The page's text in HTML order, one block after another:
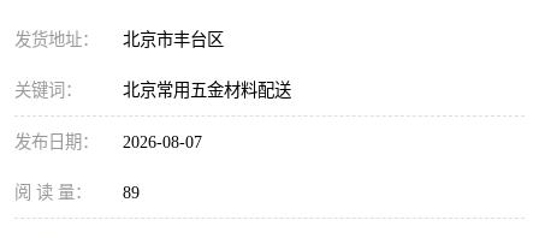
发货地址： 北京市丰台区
关键词： 北京常用五金材料配送
发布日期： 2026-08-07
阅 读 量： 89